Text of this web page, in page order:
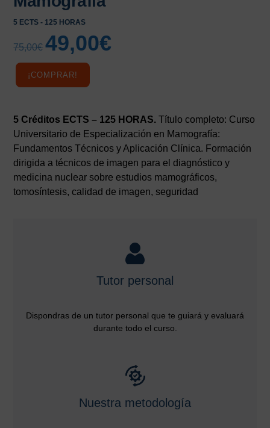
5 ECTS - 125 HORAS
75,00€
El
precio
49,00€
¡COMPRAR!
5 Créditos ECTS – 125 HORAS. Título completo: Curso
Universitario de Especialización en Mamografía:
Fundamentos Técnicos y Aplicación Clínica. Formación
dirigida a técnicos de imagen para el diagnóstico y
medicina nuclear sobre estudios mamográficos,
tomosíntesis, calidad de imagen, seguridad
Tutor personal
Dispondras de un tutor personal que te guiará y evaluará
durante todo el curso.
Nuestra metodología